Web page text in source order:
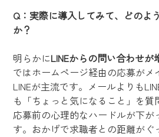
Q：実際に導入してみて、どのよ
か？
明らかにLINEからの問い合わせが
ではホームページ経由の応募がメ
LINEが主流です。メールよりも
も「ちょっと気になること」を質
応募前の心理的なハードルが下が
す。おかげで求職者との距離がぐ